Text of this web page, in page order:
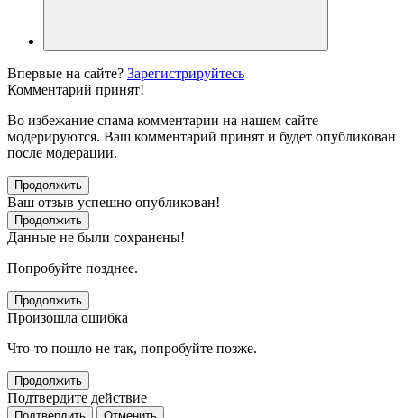
Впервые на сайте? Зарегистрируйтесь
Комментарий принят!
Во избежание спама комментарии на нашем сайте
модерируются. Ваш комментарий принят и будет опубликован
после модерации.
Продолжить
Ваш отзыв успешно опубликован!
Продолжить
Данные не были сохранены!
Попробуйте позднее.
Продолжить
Произошла ошибка
Что-то пошло не так, попробуйте позже.
Продолжить
Подтвердите действие